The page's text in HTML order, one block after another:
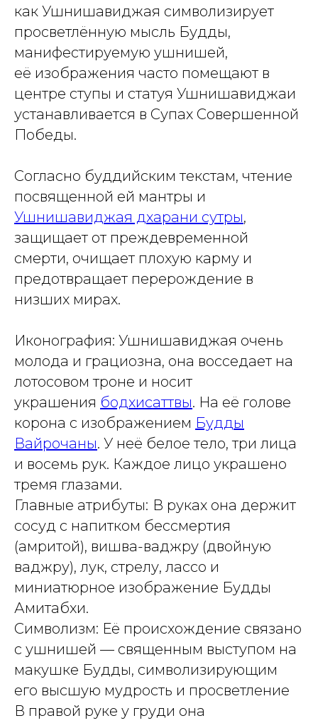
как Ушнишавиджая символизирует
просветлённую мысль Будды,
манифестируемую ушнишей,
её изображения часто помещают в
центре ступы и статуя Ушнишавиджаи
устанавливается в Супах Совершенной
Победы.
Согласно буддийским текстам, чтение
посвященной ей мантры и
Ушнишавиджая дхарани сутры,
защищает от преждевременной
смерти, очищает плохую карму и
предотвращает перерождение в
низших мирах.
Иконография: Ушнишавиджая очень
молода и грациозна, она восседает на
лотосовом троне и носит
украшения бодхисаттвы. На её голове
корона с изображением Будды
Вайрочаны. У неё белое тело, три лица
и восемь рук. Каждое лицо украшено
тремя глазами.
Главные атрибуты: В руках она держит
сосуд с напитком бессмертия
(амритой), вишва-ваджру (двойную
ваджру), лук, стрелу, лассо и
миниатюрное изображение Будды
Амитабхи.
Символизм: Её происхождение связано
с ушнишей — священным выступом на
макушке Будды, символизирующим
его высшую мудрость и просветление
В правой руке у груди она